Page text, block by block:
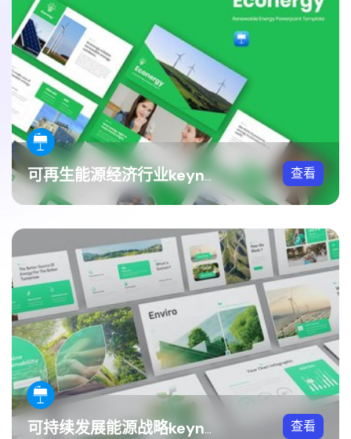
可再生能源经济行业keynote模板 查看
可持续发展能源战略keynote模板 查看